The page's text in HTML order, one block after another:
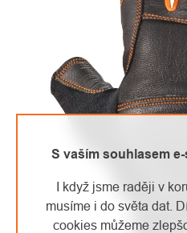
S vaším souhlasem
I když jsme raději v
musíme i do světa dat.
cookies můžeme